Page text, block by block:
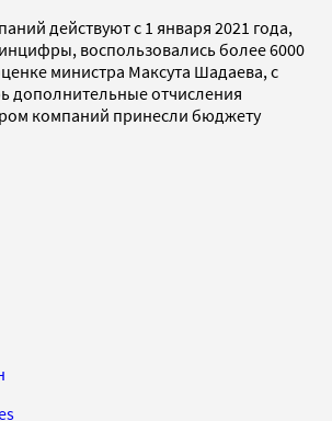
действуют с 1 января 2021 года,
воспользовались более 6000
министра Максута Шадаева, с
дополнительные отчисления
компаний принесли бюджету